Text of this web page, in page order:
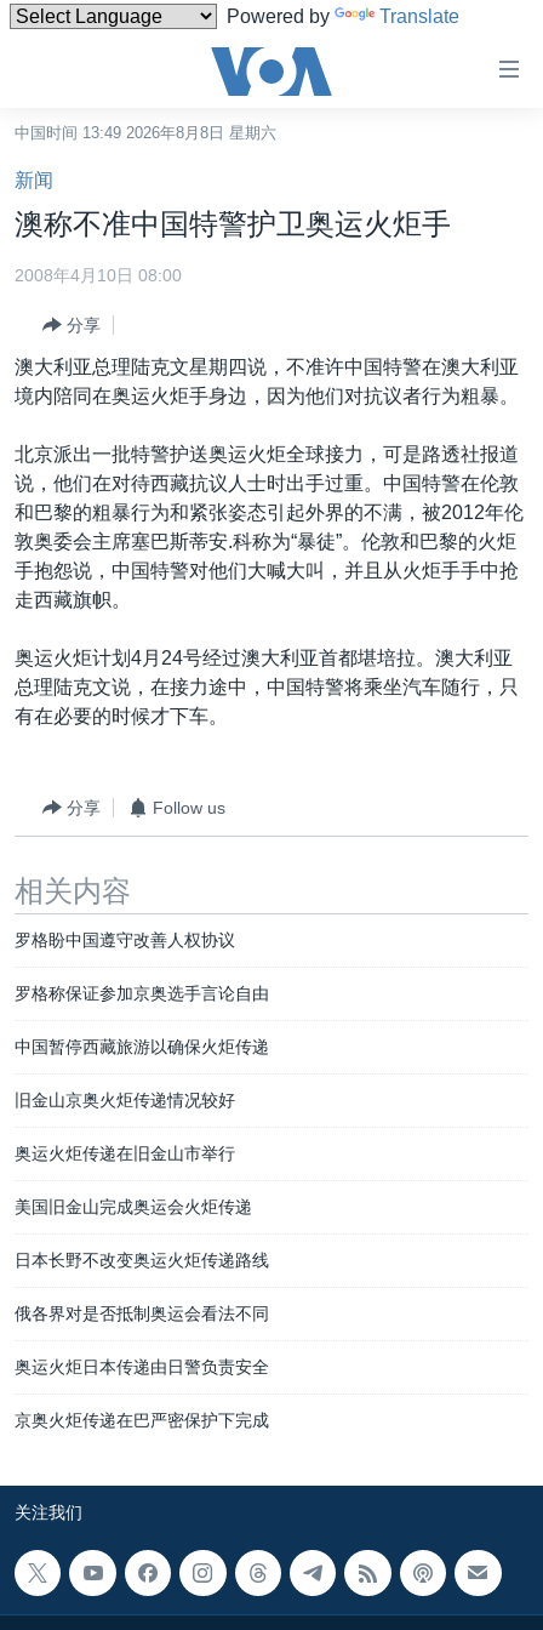
Powered by Translate
碍
链
接
跳
转
容
跳
导
航
转
索
港澳
国际
印太
中东
欧洲
非洲
全球议题
经济·金融·贸易
人权·法律·宗教
科教·文娱·体健
军事
环境
美中关系
热点专题
白宫要闻
国会报道
美国建国250周年
埃博拉疫情
重要讲话与声明
南中国海争端
关注西藏
关注新疆
VOA视频
VOA今日焦点
关注我们
中国时间 13:49 2026年8月8日 星期六
新闻
澳称不准中国特警护卫奥运火炬手
2008年4月10日 08:00
分享
澳大利亚总理陆克文星期四说，不准许中国特警在澳大利亚
境内陪同在奥运火炬手身边，因为他们对抗议者行为粗暴。
北京派出一批特警护送奥运火炬全球接力，可是路透社报道
说，他们在对待西藏抗议人士时出手过重。中国特警在伦敦
和巴黎的粗暴行为和紧张姿态引起外界的不满，被2012年伦
敦奥委会主席塞巴斯蒂安.科称为“暴徒”。伦敦和巴黎的火炬
手抱怨说，中国特警对他们大喊大叫，并且从火炬手手中抢
走西藏旗帜。
奥运火炬计划4月24号经过澳大利亚首都堪培拉。澳大利亚
总理陆克文说，在接力途中，中国特警将乘坐汽车随行，只
有在必要的时候才下车。
分享 Follow us
相关内容
罗格盼中国遵守改善人权协议
罗格称保证参加京奥选手言论自由
中国暂停西藏旅游以确保火炬传递
旧金山京奥火炬传递情况较好
奥运火炬传递在旧金山市举行
美国旧金山完成奥运会火炬传递
日本长野不改变奥运火炬传递路线
俄各界对是否抵制奥运会看法不同
奥运火炬日本传递由日警负责安全
京奥火炬传递在巴严密保护下完成
关注我们